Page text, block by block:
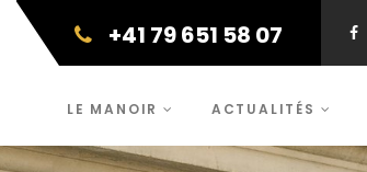
+41 79 651 58 07
LE MANOIR ACTUALITÉS